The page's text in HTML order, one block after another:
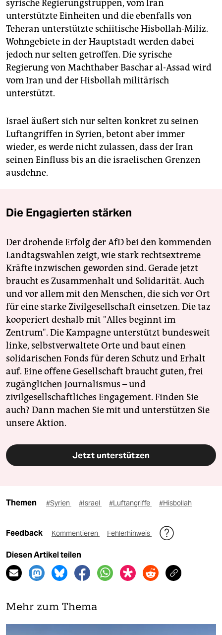
syrische Regierungstruppen, vom Iran
unterstützte Einheiten und die ebenfalls von
Teheran unterstützte schiitische Hisbollah-Miliz.
Wohngebiete in der Hauptstadt werden dabei
jedoch nur selten getroffen. Die syrische
Regierung von Machthaber Baschar al-Assad wird
vom Iran und der Hisbollah militärisch
unterstützt.
Israel äußert sich nur selten konkret zu seinen
Luftangriffen in Syrien, betont aber immer
wieder, es werde nicht zulassen, dass der Iran
seinen Einfluss bis an die israelischen Grenzen
ausdehne.
Die Engagierten stärken
Der drohende Erfolg der AfD bei den kommenden
Landtagswahlen zeigt, wie stark rechtsextreme
Kräfte inzwischen geworden sind. Gerade jetzt
braucht es Zusammenhalt und Solidarität. Auch
und vor allem mit den Menschen, die sich vor Ort
für eine starke Zivilgesellschaft einsetzen. Die taz
kooperiert deshalb mit "Alles beginnt im
Zentrum". Die Kampagne unterstützt bundesweit
linke, selbstverwaltete Orte und baut einen
solidarischen Fonds für deren Schutz und Erhalt
auf. Eine offene Gesellschaft braucht guten, frei
zugänglichen Journalismus – und
zivilgesellschaftliches Engagement. Finden Sie
auch? Dann machen Sie mit und unterstützen Sie
unsere Aktion.
Jetzt unterstützen
Themen #Syrien #Israel #Luftangriffe #Hisbollah
Feedback Kommentieren Fehlerhinweis
Diesen Artikel teilen
Mehr zum Thema